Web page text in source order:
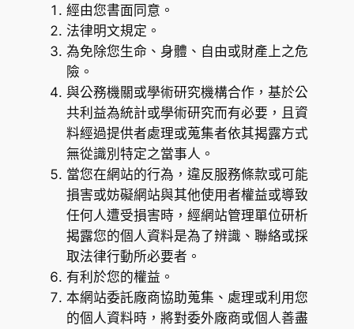
經由您書面同意。
法律明文規定。
為免除您生命、身體、自由或財產上之危
險。
與公務機關或學術研究機構合作，基於公
共利益為統計或學術研究而有必要，且資
料經過提供者處理或蒐集者依其揭露方式
無從識別特定之當事人。
當您在網站的行為，違反服務條款或可能
損害或妨礙網站與其他使用者權益或導致
任何人遭受損害時，經網站管理單位研析
揭露您的個人資料是為了辨識、聯絡或採
取法律行動所必要者。
有利於您的權益。
本網站委託廠商協助蒐集、處理或利用您
的個人資料時，將對委外廠商或個人善盡